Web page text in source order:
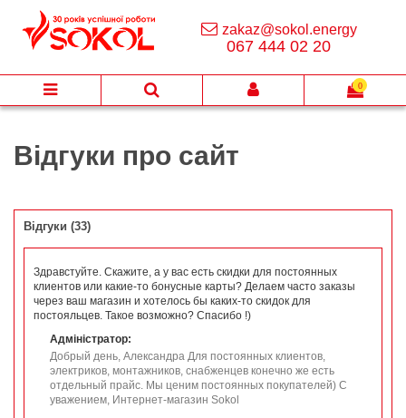
Відгуки про сайт
Відгуки (33)
Здравстуйте. Скажите, а у вас есть скидки для постоянных
клиентов или какие-то бонусные карты? Делаем часто заказы
через ваш магазин и хотелось бы каких-то скидок для
постояльцев. Такое возможно? Спасибо !)
Адміністратор:
Добрый день, Александра Для постоянных клиентов,
электриков, монтажников, снабженцев конечно же есть
отдельный прайс. Мы ценим постоянных покупателей) С
уважением, Интернет-магазин Sokol
zakaz@sokol.energy
067 444 02 20
0